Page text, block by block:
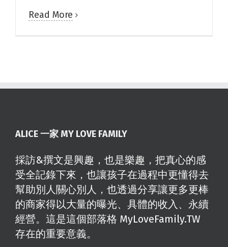
Read More
ALICE 一家 MY LOVE FAMILY
採訪&撰文是興趣，也是樂趣，把真心的感
受全記錄下來，也讓孩子在過程中更懂得去
幫助別人關心別人，也透過分享讓更多更棒
的商家得以大量的曝光、具體的收入、永續
經營。這是這個部落格 MyLoveFamily.TW
存在的重要意義。